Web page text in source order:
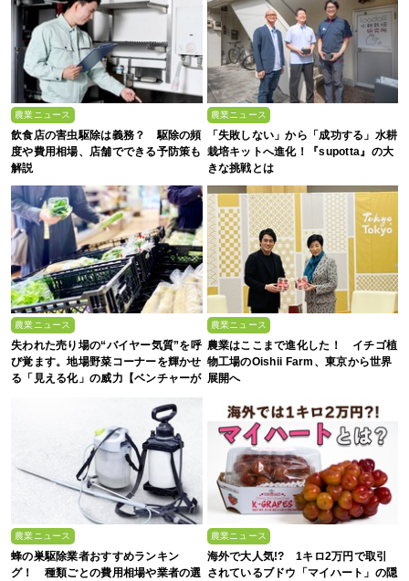
農業ニュース
飲食店の害虫駆除は義務？ 駆除の頻
度や費用相場、店舗でできる予防策も
解説
農業ニュース
「失敗しない」から「成功する」水耕
栽培キットへ進化！『supotta』の大
きな挑戦とは
農業ニュース
失われた売り場の“バイヤー気質”を呼
び覚ます。地場野菜コーナーを輝かせ
る「見える化」の威力【ベンチャーが
農業ニュース
農業はここまで進化した！ イチゴ植
物工場のOishii Farm、東京から世界
展開へ
農業ニュース
蜂の巣駆除業者おすすめランキン
グ！ 種類ごとの費用相場や業者の選
農業ニュース
海外で大人気!? 1キロ2万円で取引
されているブドウ「マイハート」の隠